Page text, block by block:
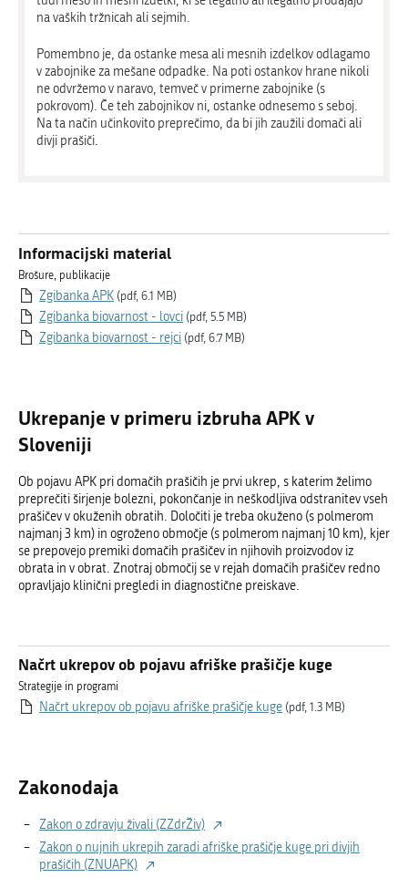
na vaških tržnicah ali sejmih.
Pomembno je, da ostanke mesa ali mesnih izdelkov odlagamo
v zabojnike za mešane odpadke. Na poti ostankov hrane nikoli
ne odvržemo v naravo, temveč v primerne zabojnike (s
pokrovom). Če teh zabojnikov ni, ostanke odnesemo s seboj.
Na ta način učinkovito preprečimo, da bi jih zaužili domači ali
divji prašiči.
Informacijski material
Brošure, publikacije
Zgibanka APK (pdf, 6.1 MB)
Zgibanka biovarnost - lovci (pdf, 5.5 MB)
Zgibanka biovarnost - rejci (pdf, 6.7 MB)
Ukrepanje v primeru izbruha APK v
Sloveniji
Ob pojavu APK pri domačih prašičih je prvi ukrep, s katerim želimo
preprečiti širjenje bolezni, pokončanje in neškodljiva odstranitev vseh
prašičev v okuženih obratih. Določiti je treba okuženo (s polmerom
najmanj 3 km) in ogroženo območje (s polmerom najmanj 10 km), kjer
se prepovejo premiki domačih prašičev in njihovih proizvodov iz
obrata in v obrat. Znotraj območij se v rejah domačih prašičev redno
opravljajo klinični pregledi in diagnostične preiskave.
Načrt ukrepov ob pojavu afriške prašičje kuge
Strategije in programi
Načrt ukrepov ob pojavu afriške prašičje kuge (pdf, 1.3 MB)
Zakonodaja
Zakon o zdravju živali (ZZdrŽiv)
Zakon o nujnih ukrepih zaradi afriške prašičje kuge pri divjih
prašičih (ZNUAPK)